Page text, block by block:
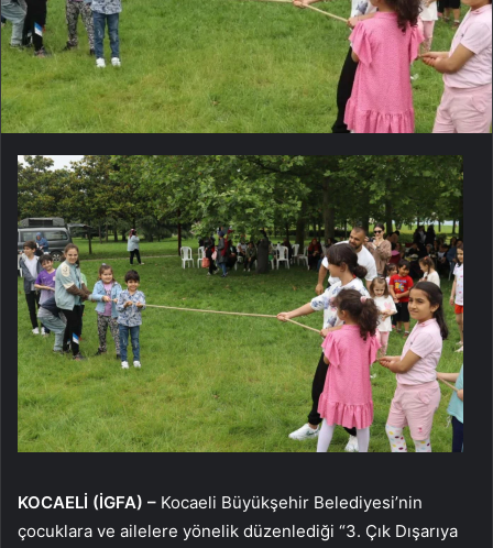
KOCAELİ (İGFA) – Kocaeli Büyükşehir Belediyesi’nin
çocuklara ve ailelere yönelik düzenlediği “3. Çık Dışarıya